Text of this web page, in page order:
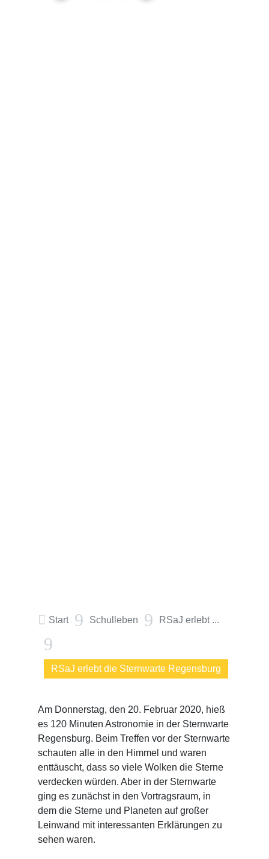
 Start 9 Schulleben 9 RSaJ erlebt ...
9
RSaJ erlebt die Sternwarte Regensburg
Am Donnerstag, den 20. Februar 2020, hieß
es 120 Minuten Astronomie in der Sternwarte
Regensburg. Beim Treffen vor der Sternwarte
schauten alle in den Himmel und waren
enttäuscht, dass so viele Wolken die Sterne
verdecken würden. Aber in der Sternwarte
ging es zunächst in den Vortragsraum, in
dem die Sterne und Planeten auf großer
Leinwand mit interessanten Erklärungen zu
sehen waren.